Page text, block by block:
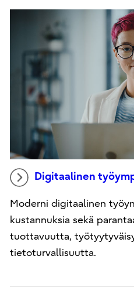
Digitaalinen
Moderni digitaalinen
kustannuksia sekä
tuottavuutta,
tietoturvallisuutta.